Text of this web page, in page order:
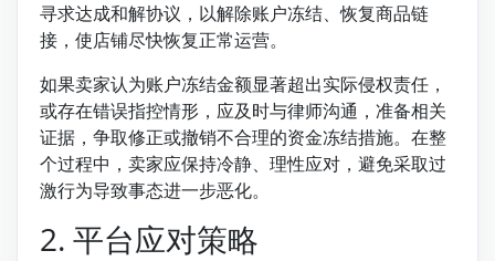
寻求达成和解协议，以解除账户冻结、恢复商品链
接，使店铺尽快恢复正常运营。
如果卖家认为账户冻结金额显著超出实际侵权责任，
或存在错误指控情形，应及时与律师沟通，准备相关
证据，争取修正或撤销不合理的资金冻结措施。在整
个过程中，卖家应保持冷静、理性应对，避免采取过
激行为导致事态进一步恶化。
2. 平台应对策略